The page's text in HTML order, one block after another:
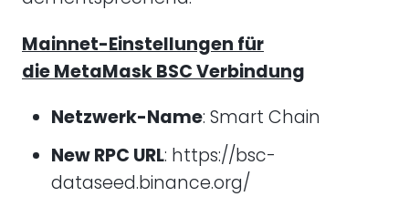
Mainnet-Einstellungen für
dieMetaMask BSCVerbindung
Netzwerk-Name: Smart Chain
New RPC URL: https://bsc-
dataseed.binance.org/